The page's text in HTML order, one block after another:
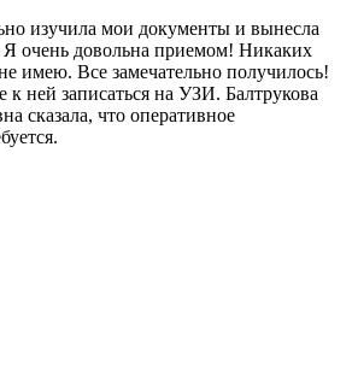
изучила мои документы и вынесла
очень довольна приемом! Никаких
имею. Все замечательно получилось!
ней записаться на УЗИ. Балтрукова
сказала, что оперативное